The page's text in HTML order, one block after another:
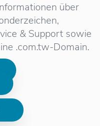
über
& Support sowie
.com.tw-Domain.